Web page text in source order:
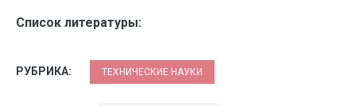
Список литературы:
РУБРИКА: ТЕХНИЧЕСКИЕ НАУКИ